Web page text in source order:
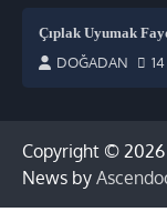
Çıplak Uyumak
DOĞADAN
Copyright © 2026
News by